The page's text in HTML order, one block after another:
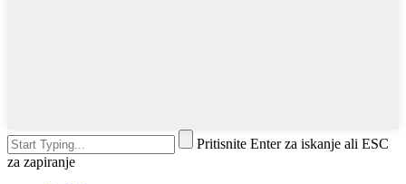
Pritisnite Enter za iskanje ali ESC
za zapiranje